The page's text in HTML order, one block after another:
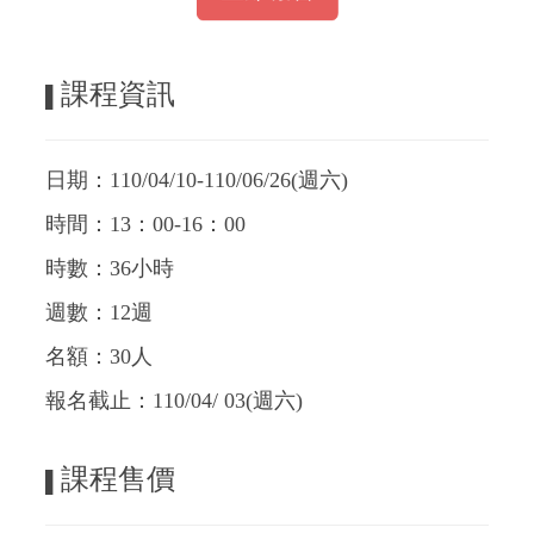
課程資訊
日期：110/04/10-110/06/26(週六)
時間：13：00-16：00
時數：36小時
週數：12週
名額：30人
報名截止：110/04/ 03(週六)
課程售價